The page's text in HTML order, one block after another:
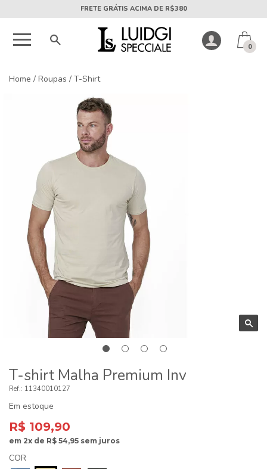
5X SEM JUROS PARCELA MÍNIMA DE R$50
0
Home / Roupas / T-Shirt
T-shirt Malha Premium Inv
11340010127
Em estoque
R$ 109,90
em 2x de R$ 54,95 sem juros
COR